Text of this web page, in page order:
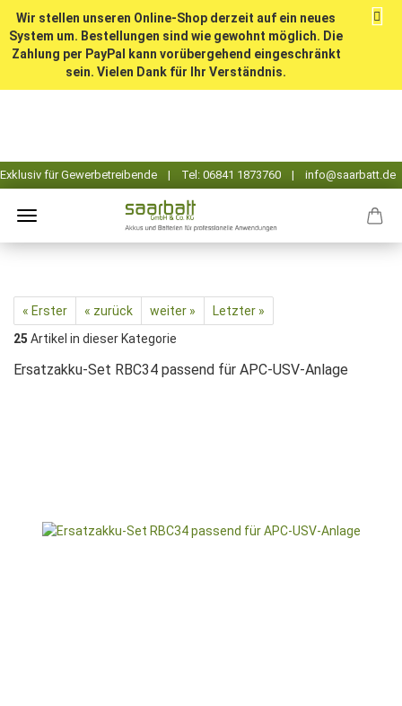
Wir stellen unseren Online-Shop derzeit auf ein neues
System um. Bestellungen sind wie gewohnt möglich. Die
Zahlung per PayPal kann vorübergehend eingeschränkt
sein. Vielen Dank für Ihr Verständnis.
« Erster « zurück weiter »
Letzter »
25 Artikel in dieser Kategorie
Ersatzakku-Set RBC34 passend für APC-USV-Anlage